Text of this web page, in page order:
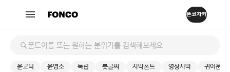
윤고딕 윤명조 독립 붓글씨 자막폰트 영상자막 귀여운